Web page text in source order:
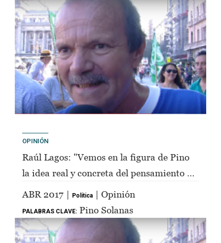
OPINIÓN
Raúl Lagos: "Vemos en la figura de Pino
la idea real y concreta del pensamiento de
Perón"
ABR 2017 | Política | Opinión
PALABRAS CLAVE: Pino Solanas